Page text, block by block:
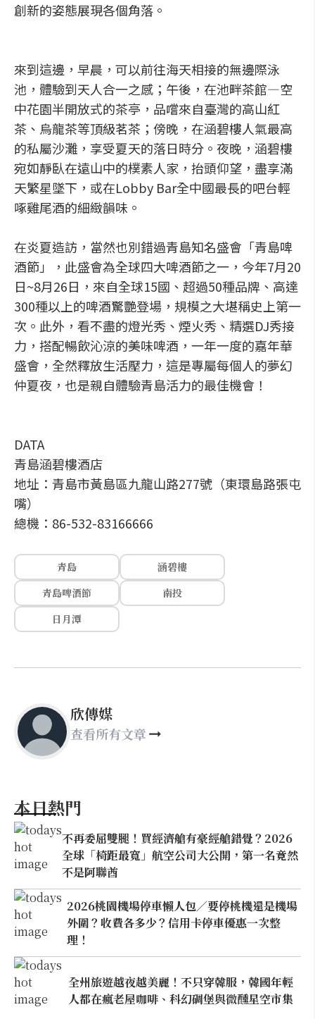
創新的姿態展現各個角落。
來到這邊，早晨，可以前往海天相接的無邊際泳
池，體驗到天人合一之感；午後，在池畔茶館—空
中花園半開放式的茶亭，品嚐來自臺灣的高山紅
茶、烏龍茶等頂級茗茶；傍晚，在涵碧樓人氣最高
的私屬沙灘，享受夏天的落日時分。夜晚，涵碧樓
宛如靜臥在遠山中的樸素人家，抬頭仰望，盡享滿
天繁星墜下，或在Lobby Bar全中國最長的吧台輕
啄雞尾酒的細緻韻味。
在炎夏造訪，當然也別錯過青島知名盛會「青島啤
酒節」，此盛會為全球四大啤酒節之一，今年7月20
日~8月26日，來自全球15國、超過50種品牌、高達
300種以上的啤酒驚艷登場，規模之大堪稱史上第一
次。此外，看不盡的燈光秀、煙火秀、精選DJ秀接
力，搭配暢飲沁涼的美味啤酒，一年一度的嘉年華
盛會，全然釋放生活壓力，這是專屬每個人的夢幻
仲夏夜，也是親自體驗青島活力的最佳機會！
DATA
青島涵碧樓酒店
地址：青島市黃島區九龍山路277號（東環島路張屯
嘴）
總機：86-532-83166666
青島
涵碧樓
青島啤酒節
南投
日月潭
欣傳媒
查看所有文章
本日熱門
不再委屈雙腿！買經濟艙有豪經艙錯覺？2026
全球「椅距最寬」航空公司大公開，第一名竟然
不是阿聯酋
2026桃園機場停車懶人包／要停桃機還是機場
外圍？收費各多少？信用卡停車優惠一次整
理！
全州旅遊越夜越美麗！不只穿韓服，韓國年輕
人都在瘋老屋咖啡、科幻碉堡與微醺星空市集